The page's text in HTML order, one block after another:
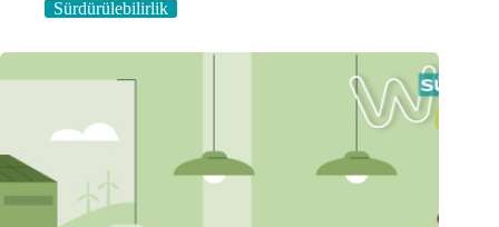
Sürdürülebilirlik